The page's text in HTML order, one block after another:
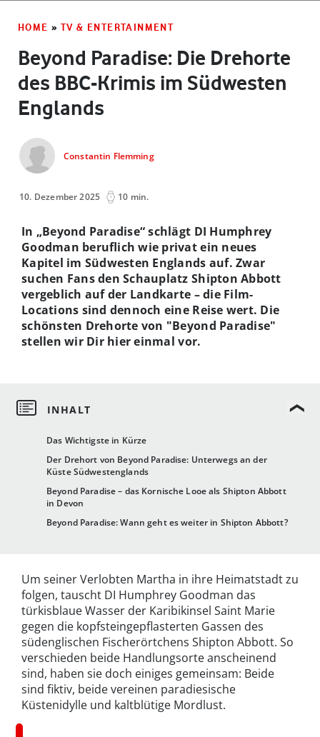
HOME » TV & ENTERTAINMENT
Beyond Paradise: Die Drehorte
des BBC-Krimis im Südwesten
Englands
Constantin Flemming
10. Dezember 2025 10 min.
Das Wichtigste in Kürze
Der Drehort von Beyond Paradise: Unterwegs an der
Küste Südwestenglands
Beyond Paradise – das Kornische Looe als Shipton Abbott
in Devon
Beyond Paradise: Wann geht es weiter in Shipton Abbott?
In „Beyond Paradise“ schlägt DI Humphrey
Goodman beruflich wie privat ein neues
Kapitel im Südwesten Englands auf. Zwar
suchen Fans den Schauplatz Shipton Abbott
vergeblich auf der Landkarte – die Film-
Locations sind dennoch eine Reise wert. Die
schönsten Drehorte von "Beyond Paradise"
stellen wir Dir hier einmal vor.
Um seiner Verlobten Martha in ihre Heimatstadt zu
folgen, tauscht DI Humphrey Goodman das
türkisblaue Wasser der Karibikinsel Saint Marie
gegen die kopfsteingepflasterten Gassen des
südenglischen Fischerörtchens Shipton Abbott. So
verschieden beide Handlungsorte anscheinend
sind, haben sie doch einiges gemeinsam: Beide
sind fiktiv, beide vereinen paradiesische
Küstenidylle und kaltblütige Mordlust.